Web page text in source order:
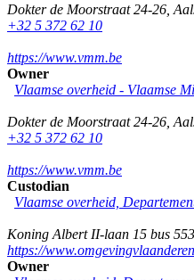
Dokter de Moorstraat 24-26
+32 5 372 62 10
https://www.vmm.be
Owner
Vlaamse overheid - Vlaamse
Dokter de Moorstraat 24-26
+32 5 372 62 10
https://www.vmm.be
Custodian
Vlaamse overheid,
Koning Albert II-laan 15 bus 553
https://
Owner